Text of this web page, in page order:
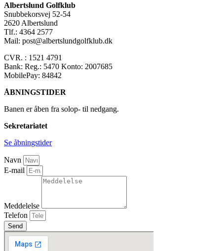
Albertslund Golfklub
Snubbekorsvej 52-54
2620 Albertslund
Tlf.: 4364 2577
Mail: post@albertslundgolfklub.dk
CVR. : 1521 4791
Bank: Reg.: 5470 Konto: 2007685
MobilePay: 84842
ÅBNINGSTIDER
Banen er åben fra solop- til nedgang.
Sekretariatet
Se åbningstider
Navn
E-mail
Meddelelse
Telefon
Send